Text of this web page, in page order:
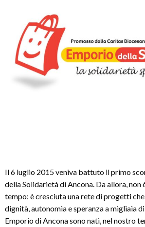
Il 6 luglio 2015 veniva battuto il primo
della Solidarietà di Ancona. Da allora, non
tempo: è cresciuta una rete di progetti
dignità, autonomia e speranza a migliaia
Emporio di Ancona sono nati, nel nostro